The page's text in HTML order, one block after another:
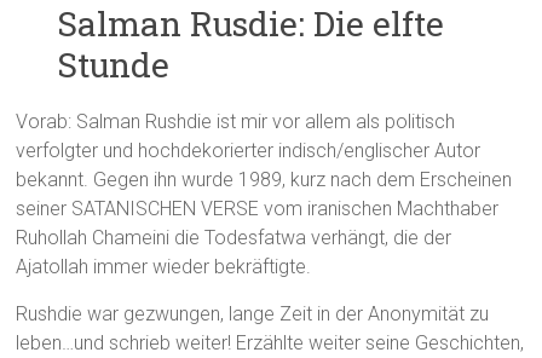
Salman Rusdie: Die elfte
Stunde
Vorab: Salman Rushdie ist mir vor allem als politisch
verfolgter und hochdekorierter indisch/englischer Autor
bekannt. Gegen ihn wurde 1989, kurz nach dem Erscheinen
seiner SATANISCHEN VERSE vom iranischen Machthaber
Ruhollah Chameini die Todesfatwa verhängt, die der
Ajatollah immer wieder bekräftigte.
Rushdie war gezwungen, lange Zeit in der Anonymität zu
leben…und schrieb weiter! Erzählte weiter seine Geschichten,